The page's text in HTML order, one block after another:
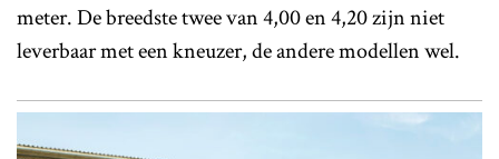
meter. De breedste twee van 4,00 en 4,20 zijn niet
leverbaar met een kneuzer, de andere modellen wel.